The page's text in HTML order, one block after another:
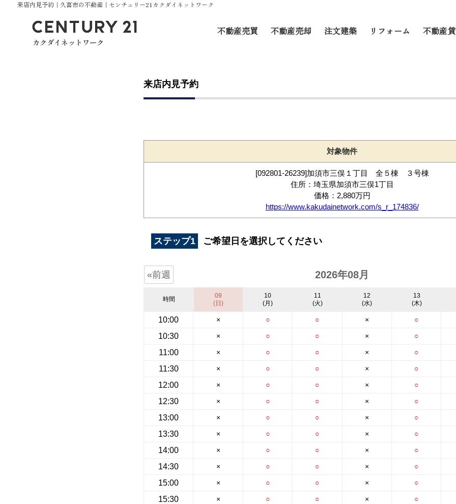
来店内見予約｜久喜市の不動産｜センチュリー21カクダイネットワーク
不動産売買 不動産売却 注文建築 リフォーム 不動産
来店内見予約
対象物件
[092801-26239]加須市三俣１丁目 全５棟 ３号棟
住所：埼玉県加須市三俣1丁目
価格：2,880万円
https://www.kakudainetwork.com/s_r_174836/
ステップ1 ご希望日を選択してください
«前週 2026年08月
時間
10:00
10:30
11:00
11:30
12:00
12:30
13:00
13:30
14:00
14:30
15:00
15:30
09
(日)
×
×
×
×
×
×
×
×
×
×
×
×
10
(月)
○
○
○
○
○
○
○
○
○
○
○
○
11
(火)
○
○
○
○
○
○
○
○
○
○
○
○
12
(水)
×
×
×
×
×
×
×
×
×
×
×
×
13
(木)
○
○
○
○
○
○
○
○
○
○
○
○